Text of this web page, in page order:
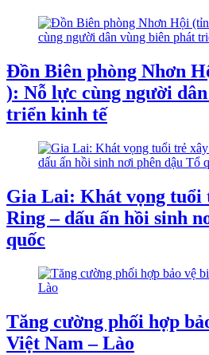
Đồn Biên phòng Nhơn
): Nỗ lực cùng người
triển kinh tế
Gia Lai: Khát vọng tuổi
Ring – dấu ấn hồi sinh
quốc
Tăng cường phối hợp
Việt Nam – Lào